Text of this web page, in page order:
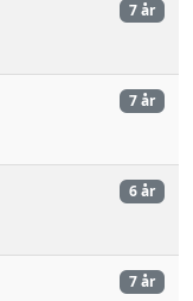
7 år
7 år
6 år
7 år